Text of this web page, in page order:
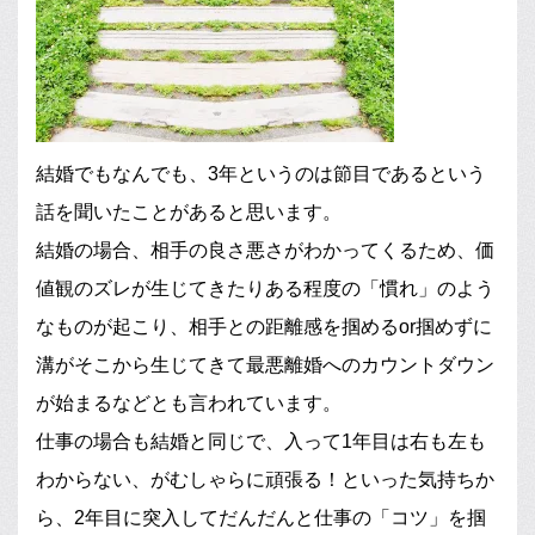
結婚でもなんでも、3年というのは節目であるという
話を聞いたことがあると思います。
結婚の場合、相手の良さ悪さがわかってくるため、価
値観のズレが生じてきたりある程度の「慣れ」のよう
なものが起こり、相手との距離感を掴めるor掴めずに
溝がそこから生じてきて最悪離婚へのカウントダウン
が始まるなどとも言われています。
仕事の場合も結婚と同じで、入って1年目は右も左も
わからない、がむしゃらに頑張る！といった気持ちか
ら、2年目に突入してだんだんと仕事の「コツ」を掴